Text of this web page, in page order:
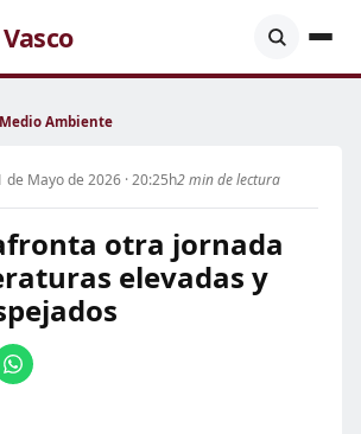
Medio Ambiente
de Mayo de 2026 · 20:25h2 min de lectura
otra jornada
elevadas y